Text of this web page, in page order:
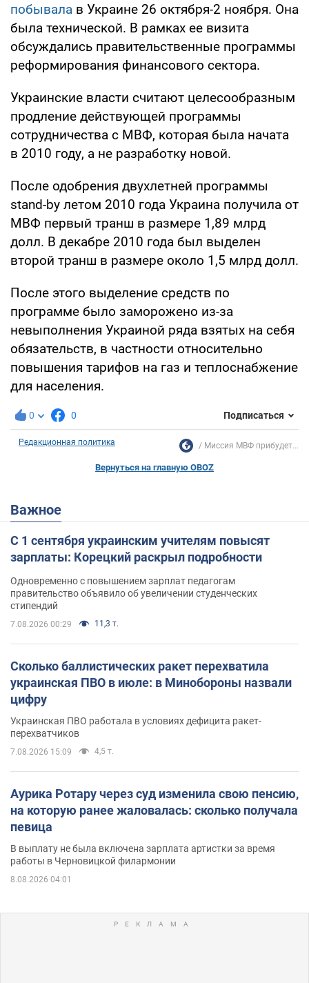
побывала в Украине 26 октября-2 ноября. Она
была технической. В рамках ее визита
обсуждались правительственные программы
реформирования финансового сектора.
Украинские власти считают целесообразным
продление действующей программы
сотрудничества с МВФ, которая была начата
в 2010 году, а не разработку новой.
После одобрения двухлетней программы
stand-by летом 2010 года Украина получила от
МВФ первый транш в размере 1,89 млрд
долл. В декабре 2010 года был выделен
второй транш в размере около 1,5 млрд долл.
После этого выделение средств по
программе было заморожено из-за
невыполнения Украиной ряда взятых на себя
обязательств, в частности относительно
повышения тарифов на газ и теплоснабжение
для населения.
0 0 Подписаться
Редакционная политика Миссия МВФ прибудет...
Вернуться на главную OBOZ
Важное
С 1 сентября украинским учителям повысят
зарплаты: Корецкий раскрыл подробности
Одновременно с повышением зарплат педагогам
правительство объявило об увеличении студенческих
стипендий
7.08.2026 00:29 11,3 т.
Сколько баллистических ракет перехватила
украинская ПВО в июле: в Минобороны назвали
цифру
Украинская ПВО работала в условиях дефицита ракет-
перехватчиков
7.08.2026 15:09 4,5 т.
Аурика Ротару через суд изменила свою пенсию,
на которую ранее жаловалась: сколько получала
певица
В выплату не была включена зарплата артистки за время
работы в Черновицкой филармонии
8.08.2026 04:01